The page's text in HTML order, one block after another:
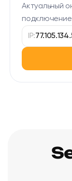
Актуальный
подключение
IP: